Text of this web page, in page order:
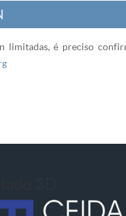
limitadas, é preciso